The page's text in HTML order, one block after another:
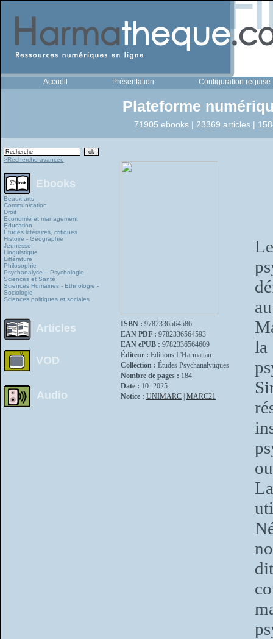
Accueil Présentation Configuration requise
Plateforme
71905 ebooks | 23369 articles |
>Recherche avancée
Ebooks
Beaux-arts
Communication
Droit
Economie et management
Education
Études littéraires, critiques
Histoire - Géographie
Jeunesse
Linguistique
Littérature
Philosophie
Psychanalyse – Psychologie
Sciences et Santé
Sciences Humaines - Ethnologie -
Sociologie
Sciences politiques et sociales
Articles
VOD
Audio
ISBN : 9782336564586
EAN PDF : 9782336564593
EAN ePUB : 9782336564609
Éditeur : Editions L'Harmattan
Collection : Études Psychanalytiques
Nombre de pages : 184
Date : 10- 2025
Notice : UNIMARC MARC21
la